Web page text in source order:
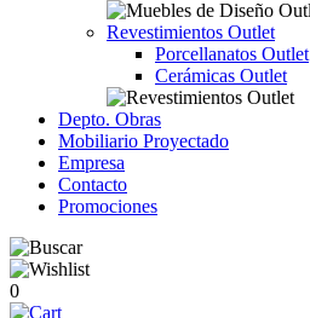
Revestimientos Outlet
Porcellanatos Outlet
Cerámicas Outlet
Depto. Obras
Mobiliario Proyectado
Empresa
Contacto
Promociones
0